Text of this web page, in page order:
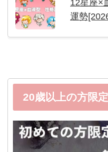
12星座×
運勢
20歳以上の方限定